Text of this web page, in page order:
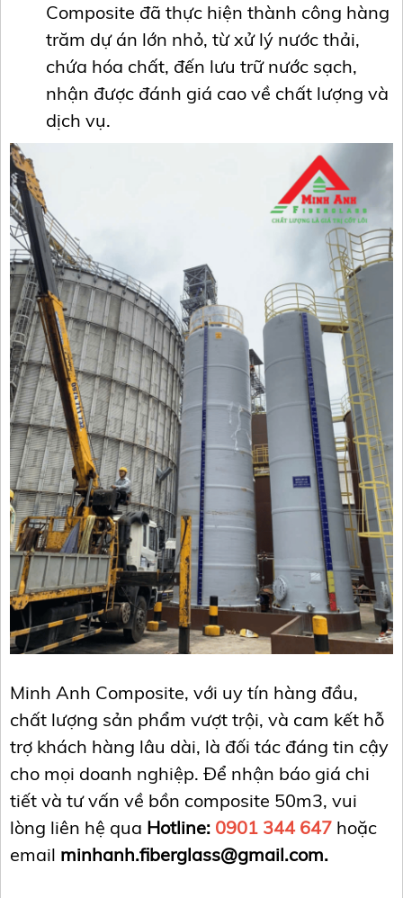
Composite đã thực hiện thành công hàng
trăm dự án lớn nhỏ, từ xử lý nước thải,
chứa hóa chất, đến lưu trữ nước sạch,
nhận được đánh giá cao về chất lượng và
dịch vụ.
Minh Anh Composite, với uy tín hàng đầu,
chất lượng sản phẩm vượt trội, và cam kết hỗ
trợ khách hàng lâu dài, là đối tác đáng tin cậy
cho mọi doanh nghiệp. Để nhận báo giá chi
tiết và tư vấn về bồn composite 50m3, vui
lòng liên hệ qua Hotline: 0901 344 647 hoặc
email minhanh.fiberglass@gmail.com.